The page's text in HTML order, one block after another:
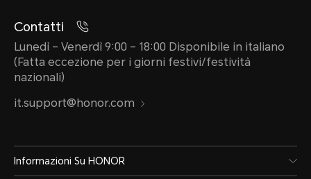
Contatti
Lunedì – Venerdì 9:00 – 18:00 Disponibile in italiano
(Fatta eccezione per i giorni festivi/festività
nazionali)
it.support@honor.com
Informazioni Su HONOR